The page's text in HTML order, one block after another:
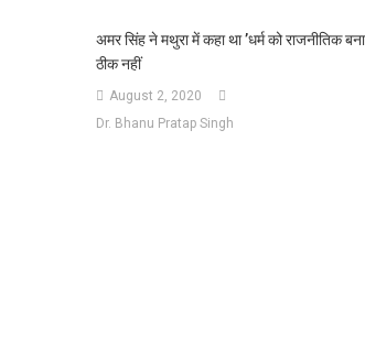
अमर सिंह ने मथुरा में कहा था ’धर्म को राजनीतिक
ठीक नहीं
August 2, 2020
Dr. Bhanu Pratap Singh